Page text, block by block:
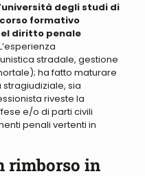
degli studi di
formativo
diritto penale
stradale, gestione
ha fatto maturare
stragiudiziale, sia
riveste la
e/o di parti civili
penali vertenti in
rimborso in